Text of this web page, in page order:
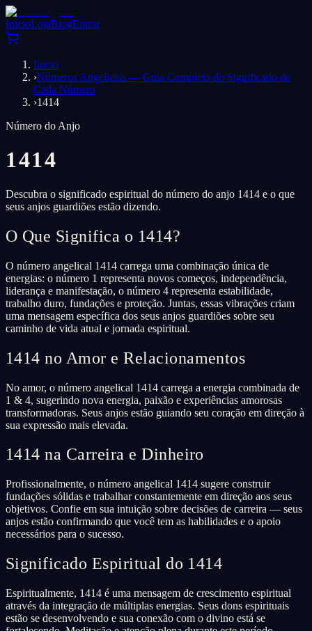
InícioLojaBlogEntrar
Início
›Números Angelicais — Guia Completo do Significado de
Cada Número
›1414
Número do Anjo
1414
Descubra o significado espiritual do número do anjo 1414 e o que
seus anjos guardiões estão dizendo.
O Que Significa o 1414?
O número angelical 1414 carrega uma combinação única de
energias: o número 1 representa novos começos, independência,
liderança e manifestação, o número 4 representa estabilidade,
trabalho duro, fundações e proteção. Juntas, essas vibrações criam
uma mensagem específica dos seus anjos guardiões sobre seu
caminho de vida atual e jornada espiritual.
1414 no Amor e Relacionamentos
No amor, o número angelical 1414 carrega a energia combinada de
1 & 4, sugerindo nova energia, paixão e experiências amorosas
transformadoras. Seus anjos estão guiando seu coração em direção à
sua expressão mais elevada.
1414 na Carreira e Dinheiro
Profissionalmente, o número angelical 1414 sugere construir
fundações sólidas e trabalhar constantemente em direção aos seus
objetivos. Confie em sua intuição sobre decisões de carreira — seus
anjos estão confirmando que você tem as habilidades e o apoio
necessários para o sucesso.
Significado Espiritual do 1414
Espiritualmente, 1414 é uma mensagem de crescimento espiritual
através da integração de múltiplas energias. Seus dons espirituais
estão se desenvolvendo e sua conexão com o divino está se